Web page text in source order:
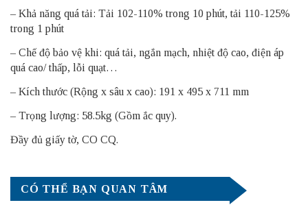
– Khả năng quá tải: Tải 102-110% trong 10 phút, tải 110-125%
trong 1 phút
– Chế độ bảo vệ khi: quá tải, ngắn mạch, nhiệt độ cao, điện áp
quá cao/ thấp, lỗi quạt…
– Kích thước (Rộng x sâu x cao): 191 x 495 x 711 mm
– Trọng lượng: 58.5kg (Gồm ắc quy).
Đầy đủ giấy tờ, CO CQ.
CÓ THỂ BẠN QUAN TÂM